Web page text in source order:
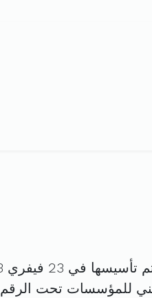
في 23 فيفري 2023 برأس مال قدره
للمؤسسات تحت الرقم